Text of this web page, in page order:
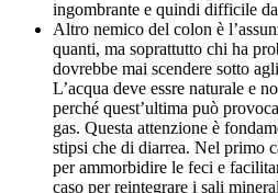
ingombrante e quindi difficile
Altro nemico del colon è
quanti, ma soprattutto chi ha
dovrebbe mai scendere sotto
L’acqua deve essre naturale e
perché quest’ultima può
gas. Questa attenzione è
stipsi che di diarrea. Nel primo
per ammorbidire le feci e
caso per reintegrare i sali